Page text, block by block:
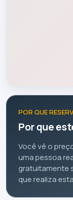
POR QUE
Por que
Você vê o
uma pessoa
gratuitamente
que realiza